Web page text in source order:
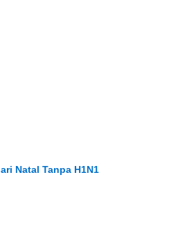
Natal Tanpa H1N1